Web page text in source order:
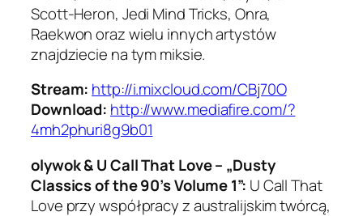
Scott-Heron, Jedi Mind Tricks, Onra,
Raekwon oraz wielu innych artystów
znajdziecie na tym miksie.
Stream: http://i.mixcloud.com/CBj70O
Download: http://www.mediafire.com/?
4mh2phuri8g9b01
olywok & U Call That Love – „Dusty
Classics of the 90’s Volume 1”: U Call That
Love przy współpracy z australijskim twórcą,